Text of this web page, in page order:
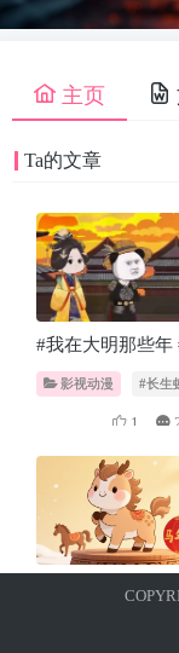
主页
Ta的文章
#我在大明那些年
虾
影视动漫 #长生
1
2026年马年吉祥